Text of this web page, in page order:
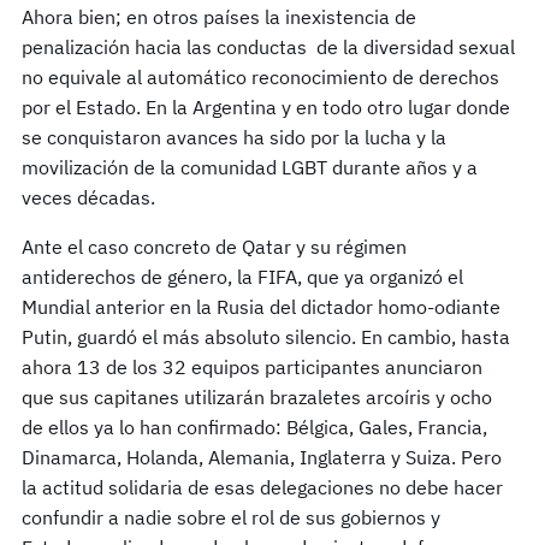
Ahora bien; en otros países la inexistencia de
penalización hacia las conductas de la diversidad sexual
no equivale al automático reconocimiento de derechos
por el Estado. En la Argentina y en todo otro lugar donde
se conquistaron avances ha sido por la lucha y la
movilización de la comunidad LGBT durante años y a
veces décadas.
Ante el caso concreto de Qatar y su régimen
antiderechos de género, la FIFA, que ya organizó el
Mundial anterior en la Rusia del dictador homo-odiante
Putin, guardó el más absoluto silencio. En cambio, hasta
ahora 13 de los 32 equipos participantes anunciaron
que sus capitanes utilizarán brazaletes arcoíris y ocho
de ellos ya lo han confirmado: Bélgica, Gales, Francia,
Dinamarca, Holanda, Alemania, Inglaterra y Suiza. Pero
la actitud solidaria de esas delegaciones no debe hacer
confundir a nadie sobre el rol de sus gobiernos y